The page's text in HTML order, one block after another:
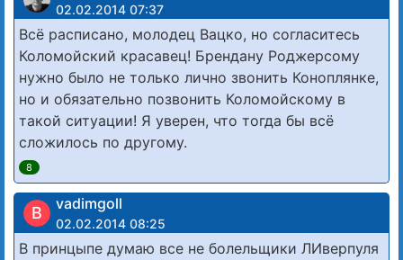
02.02.2014 07:37
Всё расписано, молодец Вацко, но согласитесь
Коломойский красавец! Брендану Роджерсому
нужно было не только лично звонить Коноплянке,
но и обязательно позвонить Коломойскому в
такой ситуации! Я уверен, что тогда бы всё
сложилось по другому.
8
В vadimgoll
02.02.2014 08:25
В принцыпе думаю все не болельщики ЛИверпуля